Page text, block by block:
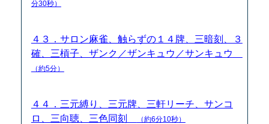
分30秒）
４３．サロン麻雀、触らずの１４牌、三暗刻、３
確、三槓子、ザンク／ザンキュウ／サンキュウ
（約5分）
４４．三元縛り、三元牌、三軒リーチ、サンコ
ロ、三向聴、三色同刻
（約6分10秒）